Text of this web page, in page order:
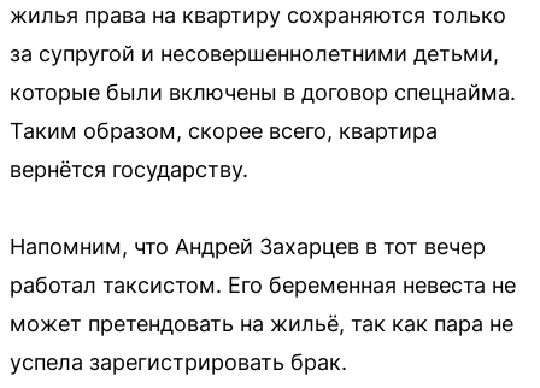
жилья права на квартиру сохраняются только
за супругой и несовершеннолетними детьми,
которые были включены в договор спецнайма.
Таким образом, скорее всего, квартира
вернётся государству.
Напомним, что Андрей Захарцев в тот вечер
работал таксистом. Его беременная невеста не
может претендовать на жильё, так как пара не
успела зарегистрировать брак.